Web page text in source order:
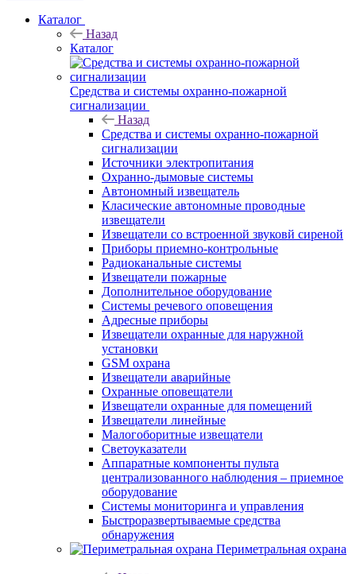
Каталог
Назад
Каталог
Средства и системы охранно-пожарной
сигнализации
Назад
Средства и системы охранно-пожарной
сигнализации
Источники электропитания
Охранно-дымовые системы
Автономный извещатель
Класические автономные проводные
извещатели
Извещатели со встроенной звуковй сиреной
Приборы приемно-контрольные
Радиоканальные системы
Извещатели пожарные
Дополнительное оборудование
Системы речевого оповещения
Адресные приборы
Извещатели охранные для наружной
установки
GSM охрана
Извещатели аварийные
Охранные оповещатели
Извещатели охранные для помещений
Извещатели линейные
Малогоборитные извещатели
Светоуказатели
Аппаратные компоненты пульта
централизованного наблюдения – приемное
оборудование
Системы мониторинга и управления
Быстроразвертываемые средства
обнаружения
Периметральная охрана